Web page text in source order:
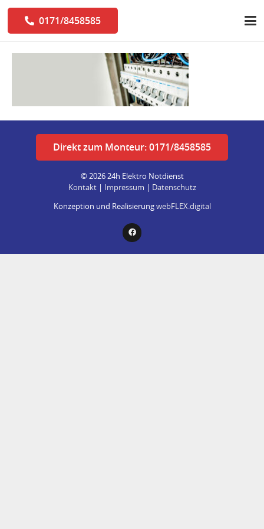
0171/8458585
Direkt zum Monteur: 0171/8458585
© 2026 24h Elektro Notdienst
Kontakt| Impressum | Datenschutz
Konzeption und RealisierungwebFLEX.digital